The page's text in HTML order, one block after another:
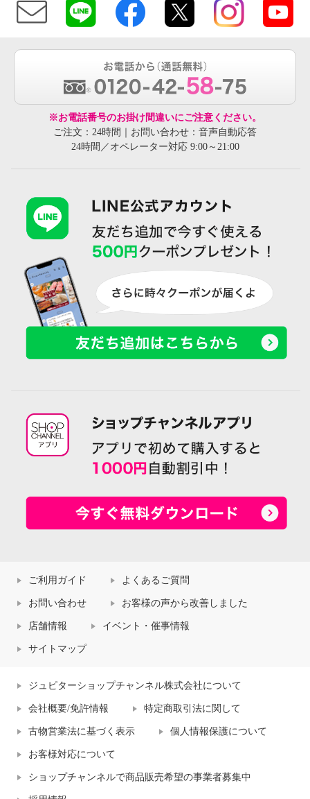
※お電話番号のお掛け間違いにご注意ください。
ご注文：24時間｜お問い合わせ：音声自動応答
24時間／オペレーター対応 9:00～21:00
ご利用ガイド よくあるご質問
お問い合わせ お客様の声から改善しました
店舗情報 イベント・催事情報
サイトマップ
ジュピターショップチャンネル株式会社について
会社概要/免許情報 特定商取引法に関して
古物営業法に基づく表示 個人情報保護について
お客様対応について
ショップチャンネルで商品販売希望の事業者募集中